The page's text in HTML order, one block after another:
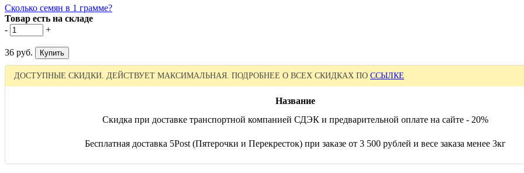
Сколько семян в 1 грамме?
Товар есть на складе
-
+
36 руб.
ДОСТУПНЫЕ СКИДКИ. ДЕЙСТВУЕТ МАКСИМАЛЬНАЯ. ПОДРОБНЕЕ О ВСЕХ СКИДКАХ ПО ССЫЛКЕ
Название
Скидка при доставке транспортной компанией СДЭК и предварительной оплате на сайте - 20%
Бесплатная доставка 5Post (Пятерочки и Перекресток) при заказе от 3 500 рублей и весе заказа менее 3кг